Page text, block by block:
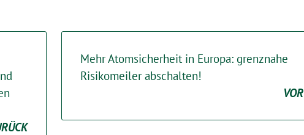
Mehr Atomsicherheit in Europa: grenznahe
Risikomeiler abschalten!
VOR